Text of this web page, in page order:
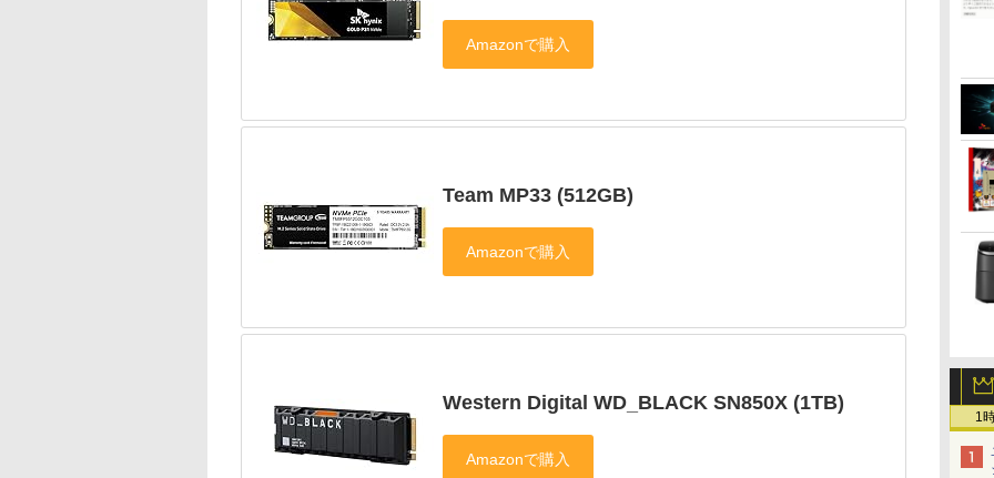
1
Team MP33 (512GB)
Western Digital WD_BLACK SN850X (1TB)